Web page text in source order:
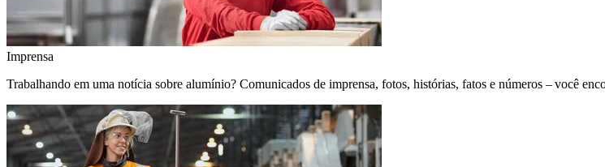
Imprensa
Trabalhando em uma notícia sobre alumínio? Comunicados de imprensa, fotos, histórias, fatos e números – você